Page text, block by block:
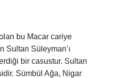
bu Macar cariye
Sultan Süleyman’ı
bir casustur. Sultan
Sümbül Ağa, Nigar